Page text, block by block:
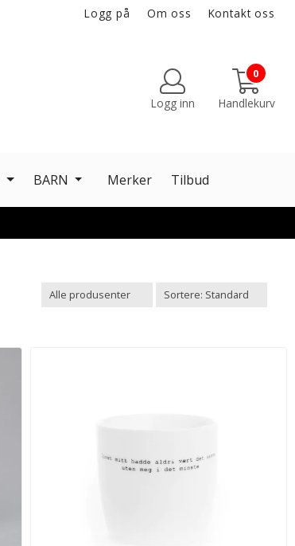
Logg på Om oss Kontakt oss
Logg inn
0
Handlekurv
BARN Merker Tilbud